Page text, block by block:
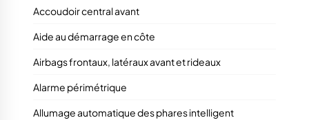
Accoudoir central avant
Aide au démarrage en côte
Airbags frontaux, latéraux avant et rideaux
Alarme périmétrique
Allumage automatique des phares intelligent